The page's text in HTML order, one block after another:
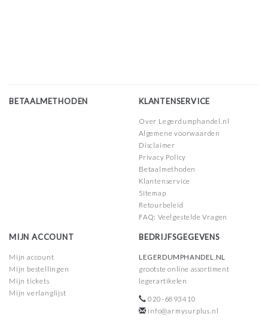
BETAALMETHODEN KLANTENSERVICE
Over Legerdumphandel.nl
Algemene voorwaarden
Disclaimer
Privacy Policy
Betaalmethoden
Klantenservice
Sitemap
Retourbeleid
FAQ: Veelgestelde Vragen
MIJN ACCOUNT
Mijn account
Mijn bestellingen
Mijn tickets
Mijn verlanglijst
BEDRIJFSGEGEVENS
LEGERDUMPHANDEL.NL
grootste online assortiment
legerartikelen
020-6893410
info@armysurplus.nl